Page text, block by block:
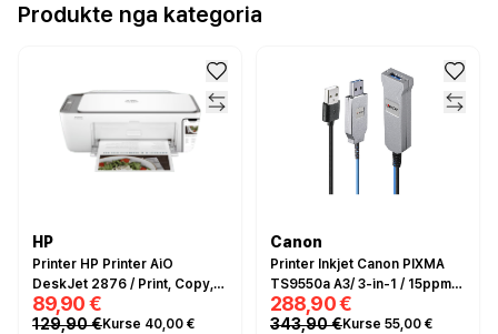
Produkte nga kategoria
HP
Printer HP Printer AiO
DeskJet 2876 / Print, Copy,
Scan / A4 / Color / Up to 20
ppm / Bluetooth / Wifi / e
89,90 €
129,90 €Kurse 40,00 €
Canon
Printer Inkjet Canon PIXMA
TS9550a A3/ 3-in-1 / 15ppm–
Zezë
288,90 €
343,90 €Kurse 55,00 €